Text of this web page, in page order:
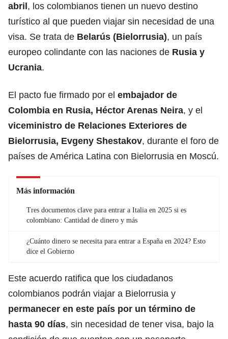
abril, los colombianos tienen un nuevo destino
turístico al que pueden viajar sin necesidad de una
visa. Se trata de Belarús (Bielorrusia), un país
europeo colindante con las naciones de Rusia y
Ucrania.
El pacto fue firmado por el embajador de
Colombia en Rusia, Héctor Arenas Neira, y el
viceministro de Relaciones Exteriores de
Bielorrusia, Evgeny Shestakov, durante el foro de
países de América Latina con Bielorrusia en Moscú.
Más información
Tres documentos clave para entrar a Italia en 2025 si es
colombiano: Cantidad de dinero y más
¿Cuánto dinero se necesita para entrar a España en 2024? Esto
dice el Gobierno
Este acuerdo ratifica que los ciudadanos
colombianos podrán viajar a Bielorrusia y
permanecer en este país por un término de
hasta 90 días, sin necesidad de tener visa, bajo la